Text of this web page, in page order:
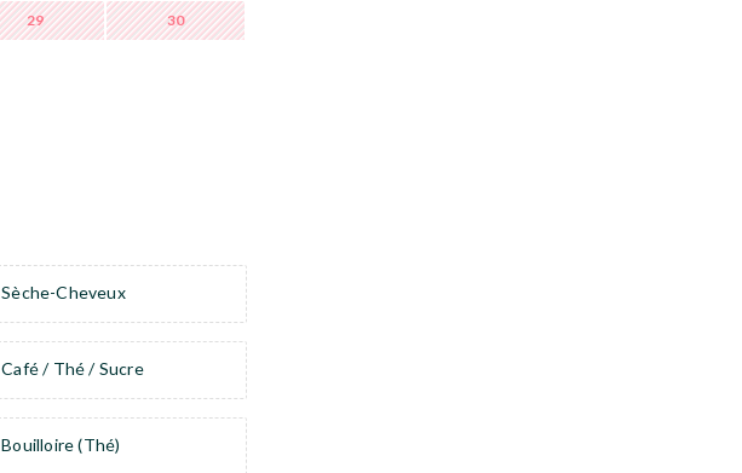
29 30
Sèche-Cheveux
Café / Thé / Sucre
Bouilloire (Thé)